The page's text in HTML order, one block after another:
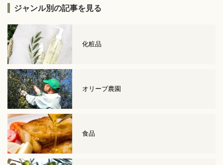
ジャンル別の記事を見る
化粧品
オリーブ農園
食品